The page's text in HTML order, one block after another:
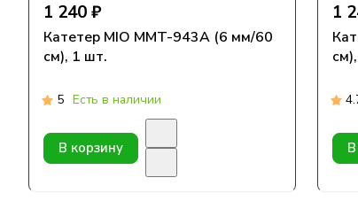
1 240 ₽
Катетер MIO MMT-943А (6 мм/60
см), 1 шт.
5 Есть в наличии
В корзину
1